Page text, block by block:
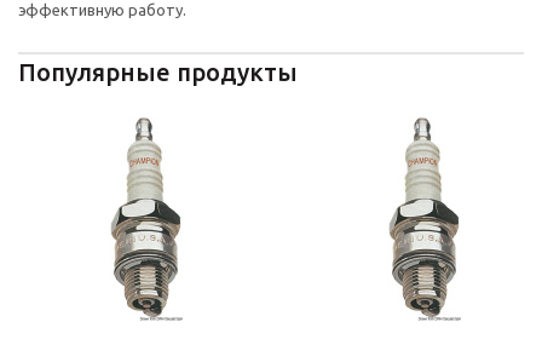
эффективную работу.
Популярные продукты